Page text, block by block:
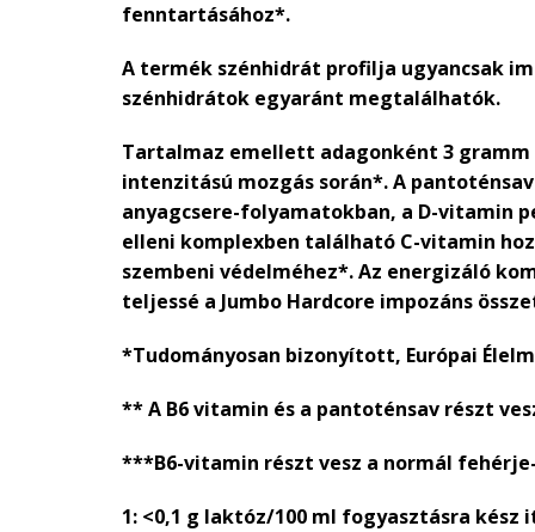
fenntartásához*.
A termék szénhidrát profilja ugyancsak
szénhidrátok egyaránt megtalálhatók.
Tartalmaz emellett adagonként 3
intenzitású mozgás során*. A
anyagcsere-folyamatokban, a D-vitamin
elleni komplexben található C-vitamin
szembeni védelméhez*. Az energizáló
teljessé a Jumbo Hardcore impozáns
*Tudományosan bizonyított, Európai
** A B6 vitamin és a pantoténsav részt
***B6-vitamin részt vesz a normál
1: <0,1 g laktóz/100 ml fogyasztásra